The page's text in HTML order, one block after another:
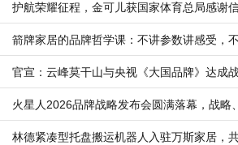
护航荣耀征程，金可儿获国家体育总局感谢
箭牌家居的品牌哲学课：不讲参数讲感受，不
讲颠覆讲坚持
官宣：云峰莫干山与央视《大国品牌》达成
略合作，晋升“国牌”阵营
火星人2026品牌战略发布会圆满落幕，战略、
新品、代言人三箭齐发，共绘集成厨电新蓝
林德紧凑型托盘搬运机器人入驻万斯家居，